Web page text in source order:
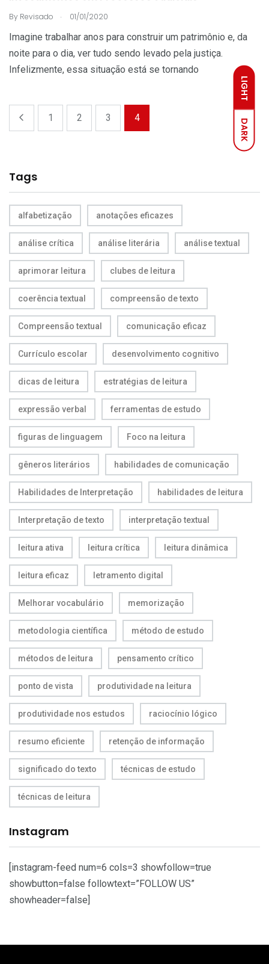
LIGHT
DARK
By Revisado . 01/01/2020
Imagine trabalhar anos para construir um patrimônio e, da
noite para o dia, ver tudo sendo levado pela justiça.
Infelizmente, essa situação está se tornando
1 2 3 4
Tags
alfabetização anotações eficazes
análise crítica análise literária análise textual
aprimorar leitura clubes de leitura
coerência textual compreensão de texto
Compreensão textual comunicação eficaz
Currículo escolar desenvolvimento cognitivo
dicas de leitura estratégias de leitura
expressão verbal ferramentas de estudo
figuras de linguagem Foco na leitura
gêneros literários habilidades de comunicação
Habilidades de Interpretação habilidades de leitura
Interpretação de texto interpretação textual
leitura ativa leitura crítica leitura dinâmica
leitura eficaz letramento digital
Melhorar vocabulário memorização
metodologia científica método de estudo
métodos de leitura pensamento crítico
ponto de vista produtividade na leitura
produtividade nos estudos raciocínio lógico
resumo eficiente retenção de informação
significado do texto técnicas de estudo
técnicas de leitura
Instagram
[instagram-feed num=6 cols=3 showfollow=true
showbutton=false followtext=”FOLLOW US”
showheader=false]